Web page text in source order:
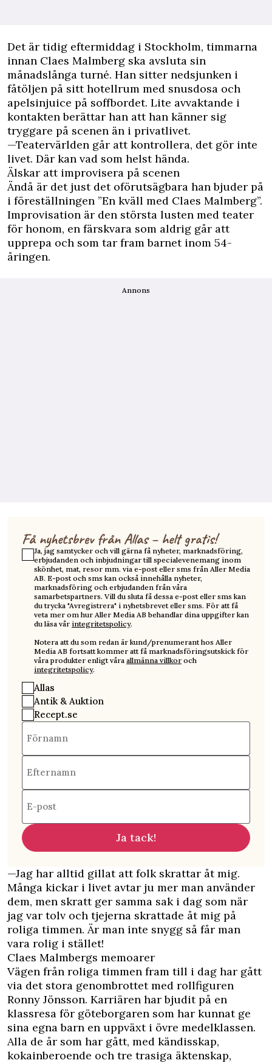
Det är tidig eftermiddag i Stockholm, timmarna
innan Claes Malmberg ska avsluta sin
månadslånga turné. Han sitter nedsjunken i
fåtöljen på sitt hotellrum med snusdosa och
apelsinjuice på soffbordet. Lite avvaktande i
kontakten berättar han att han känner sig
tryggare på scenen än i privatlivet.
—Teatervärlden går att kontrollera, det gör inte
livet. Där kan vad som helst hända.
Älskar att improvisera på scenen
Ändå är det just det oförutsägbara han bjuder på
i föreställningen ”En kväll med Claes Malmberg”.
Improvisation är den största lusten med teater
för honom, en färskvara som aldrig går att
upprepa och som tar fram barnet inom 54-
åringen.
Annons
Få nyhetsbrev från Allas – helt gratis!
Ja, jag samtycker och vill gärna få nyheter, marknadsföring,
erbjudanden och inbjudningar till specialevenemang inom
skönhet, mat, resor mm. via e-post eller sms från Aller Media
AB. E-post och sms kan också innehålla nyheter,
marknadsföring och erbjudanden från våra
samarbetspartners. Vill du sluta få dessa e-post eller sms kan
du trycka "Avregistrera" i nyhetsbrevet eller sms. För att få
veta mer om hur Aller Media AB behandlar dina uppgifter kan
du läsa vår integritetspolicy.
Notera att du som redan är kund/prenumerant hos Aller
Media AB fortsatt kommer att få marknadsföringsutskick för
våra produkter enligt våra allmänna villkor och
integritetspolicy.
Allas
Antik & Auktion
Recept.se
Förnamn
Efternamn
E-post
Ja tack!
—Jag har alltid gillat att folk skrattar åt mig.
Många kickar i livet avtar ju mer man använder
dem, men skratt ger samma sak i dag som när
jag var tolv och tjejerna skrattade åt mig på
roliga timmen. Är man inte snygg så får man
vara rolig i stället!
Claes Malmbergs memoarer
Vägen från roliga timmen fram till i dag har gått
via det stora genombrottet med rollfiguren
Ronny Jönsson. Karriären har bjudit på en
klassresa för göteborgaren som har kunnat ge
sina egna barn en uppväxt i övre medelklassen.
Alla de år som har gått, med kändisskap,
kokainberoende och tre trasiga äktenskap,